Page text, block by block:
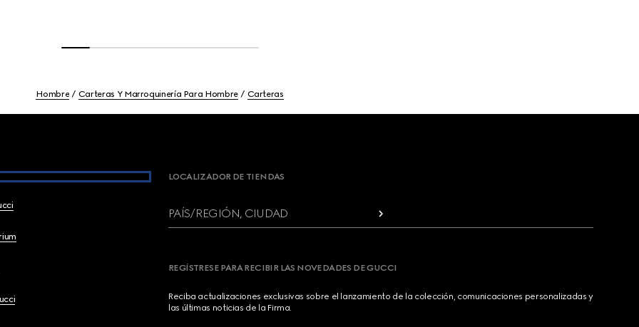
Hombre Carteras Y Marroquinería Para Hombre Carteras
LOCALIZADOR DE TIENDAS
PAÍS/REGIÓN, CIUDAD
REGÍSTRESE PARA RECIBIR LAS NOVEDADES DE GUCCI
Reciba actualizaciones exclusivas sobre el lanzamiento de la colección, comunicaciones personalizadas y
las últimas noticias de la Firma.